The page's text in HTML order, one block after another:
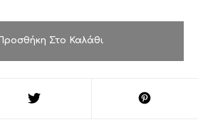
Προσθήκη Στο Καλάθι